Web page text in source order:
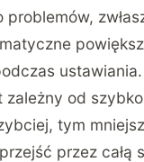
problemów,
zależny od
tym
przez całą